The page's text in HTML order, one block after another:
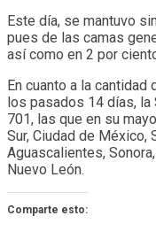
Este día, se mantuvo
pues de las camas
así como en 2 por
En cuanto a la
los pasados 14 días,
701, las que en su
Sur, Ciudad de México,
Aguascalientes,
Nuevo León.
Comparte esto: